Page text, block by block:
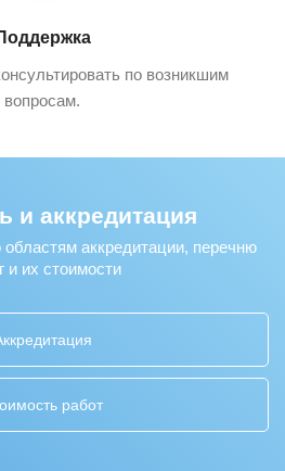
по возникшим
вопросам.
и аккредитация
аккредитации, перечню
и их стоимости
работ